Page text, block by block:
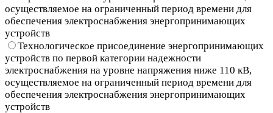
осуществляемое на ограниченный период времени для
обеспечения электроснабжения энергопринимающих
устройств
Технологическое присоединение энергопринимающих
устройств по первой категории надежности
электроснабжения на уровне напряжения ниже 110 кВ,
осуществляемое на ограниченный период времени для
обеспечения электроснабжения энергопринимающих
устройств